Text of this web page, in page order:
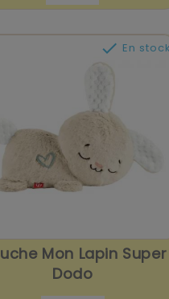
 En stock
Mon Lapin Super
Dodo